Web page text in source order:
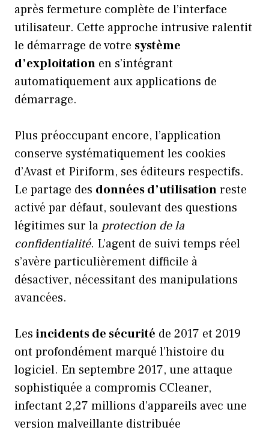
après fermeture complète de l’interface
utilisateur. Cette approche intrusive ralentit
le démarrage de votre système
d’exploitation en s’intégrant
automatiquement aux applications de
démarrage.
Plus préoccupant encore, l’application
conserve systématiquement les cookies
d’Avast et Piriform, ses éditeurs respectifs.
Le partage des données d’utilisationreste
activé par défaut, soulevant des questions
légitimes sur la protection de la
confidentialité. L’agent de suivi temps réel
s’avère particulièrement difficile à
désactiver, nécessitant des manipulations
avancées.
Les incidents de sécurité de 2017 et 2019
ont profondément marqué l’histoire du
logiciel. En septembre 2017, une attaque
sophistiquée a compromis CCleaner,
infectant 2,27 millions d’appareils avec une
version malveillante distribuée